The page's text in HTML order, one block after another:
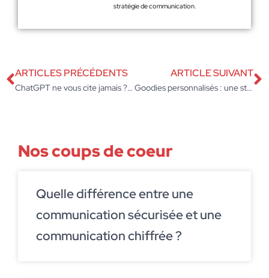
stratégie de communication.
ARTICLES PRÉCÉDENTS
ChatGPT ne vous cite jamais ? Le GEO est la réponse du Marketing Digital
ARTICLE SUIVANT
Goodies personnalisés : une stratégie efficace pour marquer les esprits
Nos coups de coeur
Quelle différence entre une
communication sécurisée et une
communication chiffrée ?